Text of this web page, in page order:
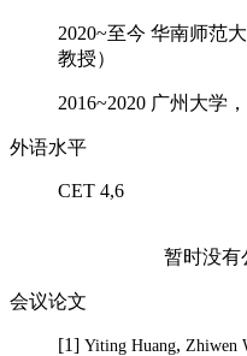
2020~至今 华南师范
教授）
2016~2020 广州大学
外语水平
CET 4,6
暂时没有
会议论文
[1] Yiting Huang, Zhiwen